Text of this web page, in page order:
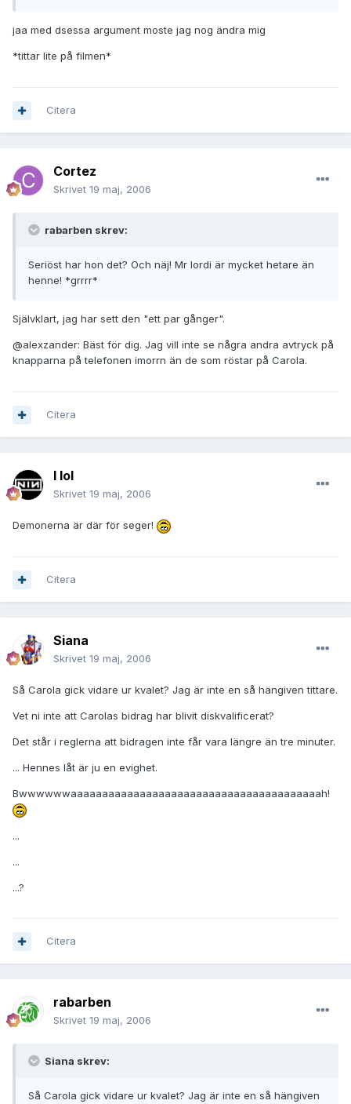
jaa med dsessa argument moste jag nog ändra mig
*tittar lite på filmen*
Citera
Cortez
Skrivet 19 maj, 2006
rabarben skrev:
Seriöst har hon det? Och näj! Mr lordi är mycket hetare än
henne! *grrrr*
Självklart, jag har sett den "ett par gånger".
@alexzander: Bäst för dig. Jag vill inte se några andra avtryck på
knapparna på telefonen imorrn än de som röstar på Carola.
Citera
I lol
Skrivet 19 maj, 2006
Demonerna är där för seger!
Citera
Siana
Skrivet 19 maj, 2006
Så Carola gick vidare ur kvalet? Jag är inte en så hängiven tittare.
Vet ni inte att Carolas bidrag har blivit diskvalificerat?
Det står i reglerna att bidragen inte får vara längre än tre minuter.
... Hennes låt är ju en evighet.
Bwwwwwwaaaaaaaaaaaaaaaaaaaaaaaaaaaaaaaaaaaaaaaah!
...
...
...?
Citera
rabarben
Skrivet 19 maj, 2006
Siana skrev:
Så Carola gick vidare ur kvalet? Jag är inte en så hängiven